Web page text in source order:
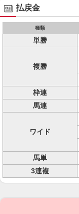
払戻金
種類
単勝
複勝
枠連
馬連
ワイド
馬単
3連複